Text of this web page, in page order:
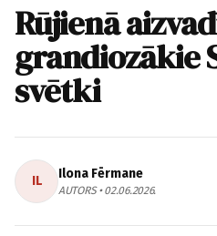
Rūjienā
grandiozākie
svētki
IL Ilona Fērmane
AUTORS • 02.06.2026.